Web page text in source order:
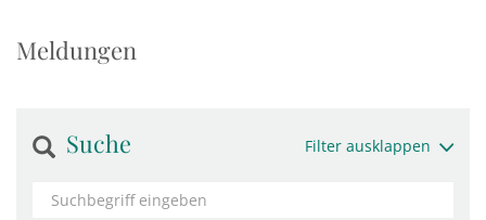
Meldungen
Suche Filter ausklappen